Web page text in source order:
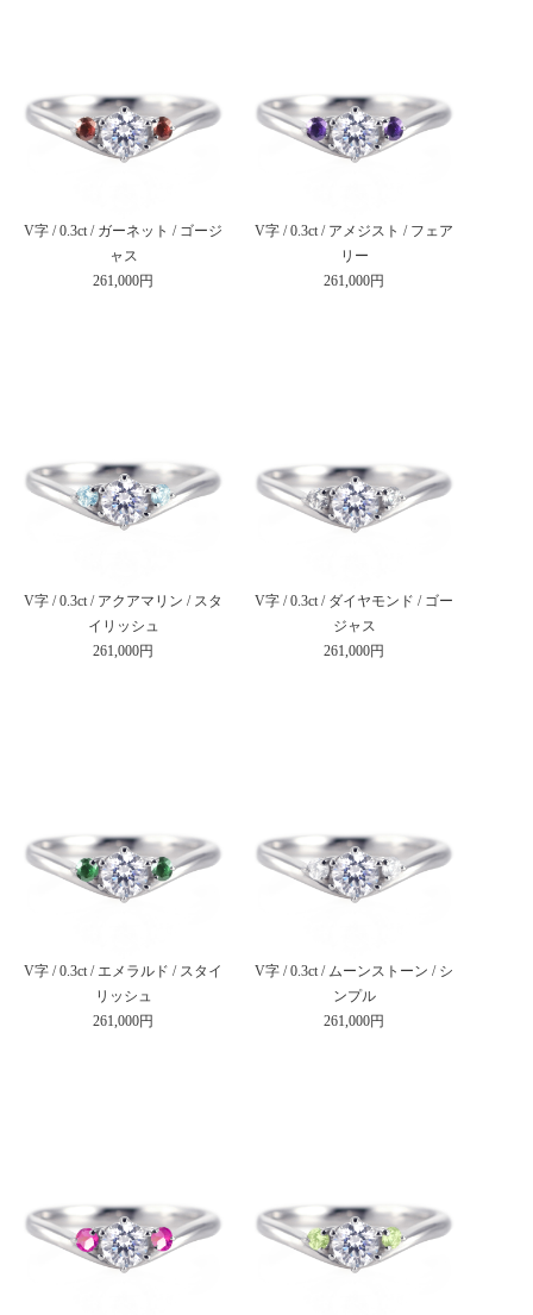
V字 / 0.3ct / ガーネット / ゴージ
ャス
261,000円
V字 / 0.3ct / アメジスト / フェア
リー
261,000円
V字 / 0.3ct / アクアマリン / スタ
イリッシュ
261,000円
V字 / 0.3ct / ダイヤモンド / ゴー
ジャス
261,000円
V字 / 0.3ct / エメラルド / スタイ
リッシュ
261,000円
V字 / 0.3ct / ムーンストーン / シ
ンプル
261,000円